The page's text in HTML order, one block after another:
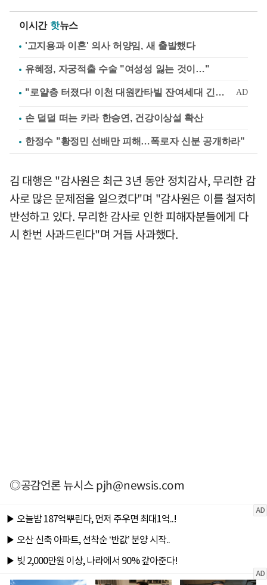
이시간 핫뉴스
'고지용과 이혼' 의사 허양임, 새 출발했다
유혜정, 자궁적출 수술 "여성성 잃는 것이…"
손 덜덜 떠는 카라 한승연, 건강이상설 확산
한정수 "황정민 선배만 피해…폭로자 신분 공개하라"
김 대행은 "감사원은 최근 3년 동안 정치감사, 무리한 감
사로 많은 문제점을 일으켰다"며 "감사원은 이를 철저히
반성하고 있다. 무리한 감사로 인한 피해자분들에게 다
시 한번 사과드린다"며 거듭 사과했다.
◎공감언론 뉴시스pjh@newsis.com